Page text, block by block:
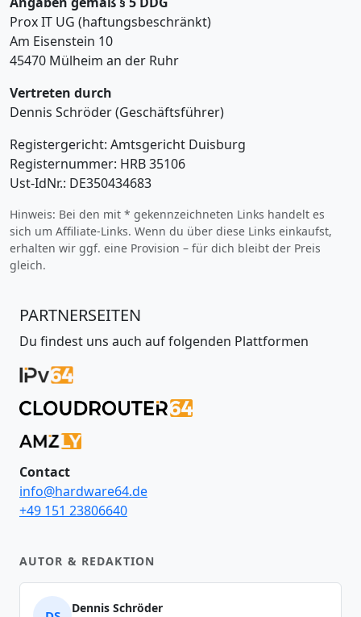
Prox IT UG (haftungsbeschränkt)
Am Eisenstein 10
45470 Mülheim an der Ruhr
Vertreten durch
Dennis Schröder (Geschäftsführer)
Registergericht: Amtsgericht Duisburg
Registernummer: HRB 35106
Ust-IdNr.: DE350434683
Hinweis: Bei den mit * gekennzeichneten Links handelt es
sich um Affiliate-Links. Wenn du über diese Links einkaufst,
erhalten wir ggf. eine Provision – für dich bleibt der Preis
gleich.
PARTNERSEITEN
Du findest uns auch auf folgenden Plattformen
Contact
info@hardware64.de
+49 151 23806640
AUTOR & REDAKTION
Dennis Schröder